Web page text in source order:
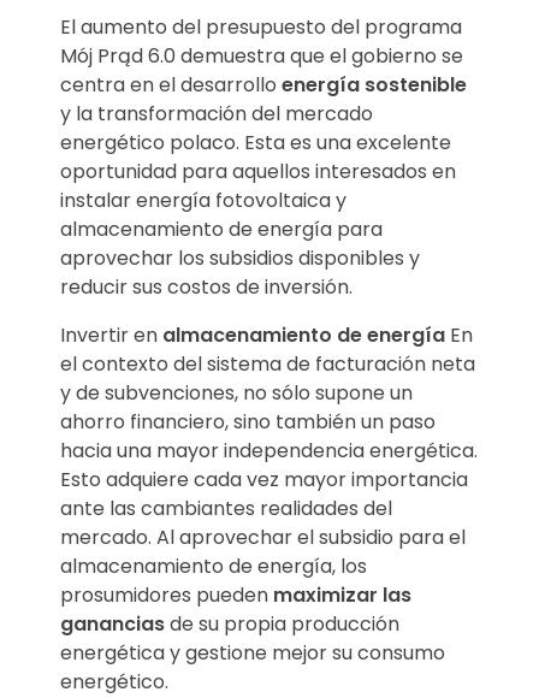
El aumento del presupuesto del programa
Mój Prąd 6.0 demuestra que el gobierno se
centra en el desarrollo energía sostenible
y la transformación del mercado
energético polaco. Esta es una excelente
oportunidad para aquellos interesados ​​en
instalar energía fotovoltaica y
almacenamiento de energía para
aprovechar los subsidios disponibles y
reducir sus costos de inversión.
Invertir en almacenamiento de energía En
el contexto del sistema de facturación neta
y de subvenciones, no sólo supone un
ahorro financiero, sino también un paso
hacia una mayor independencia energética.
Esto adquiere cada vez mayor importancia
ante las cambiantes realidades del
mercado. Al aprovechar el subsidio para el
almacenamiento de energía, los
prosumidores pueden maximizar las
gananciasde su propia producción
energética y gestione mejor su consumo
energético.